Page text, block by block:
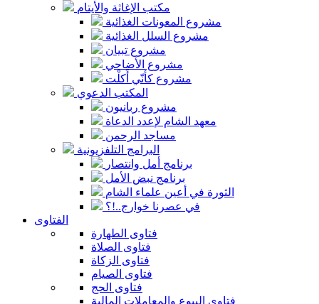
مكتب الإغاثة والأيتام
مشروع المعونات الغذائية
مشروع السلل الغذائية
مشروع تبيان
مشروع الأضاحي
مشروع كأنّي أَكلْت
المكتب الدعوي
مشروع ربانيون
معهد الشام لإعدد الدعاة
مساجد الرحمن
البرامج التلفزيونية
برنامج أمل وانتصار
برنامج نبض الأمل
الثورة في أعين علماء الشام
في عصرنا خوارج..!؟
الفتاوى
فتاوى الطهارة
فتاوى الصلاة
فتاوى الزكاة
فتاوى الصيام
فتاوى الحج
فتاوى البيوع والمعاملات المالية